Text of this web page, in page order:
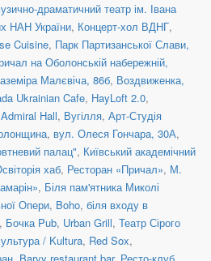
драматичний театр ім. Івана
НАН України, Концерт-хол ВДНГ,
Cuisine, Парк Партизанської Слави,
на Оболонській набережній,
Малєвіча, 86б, Воздвиженка,
Ukrainian Cafe, HayLoft 2.0,
Admiral Hall, Вугілля, Арт-Студія
, вул. Олеся Гончара, 30А,
палац", Київський академічний
хаб, Ресторан «Причал», М.
, Біля пам'ятника Миколі
Опери, Boho, біля входу в
, Бочка Pub, Urban Grill, Театр Сірого
/ Kultura, Red Sox,